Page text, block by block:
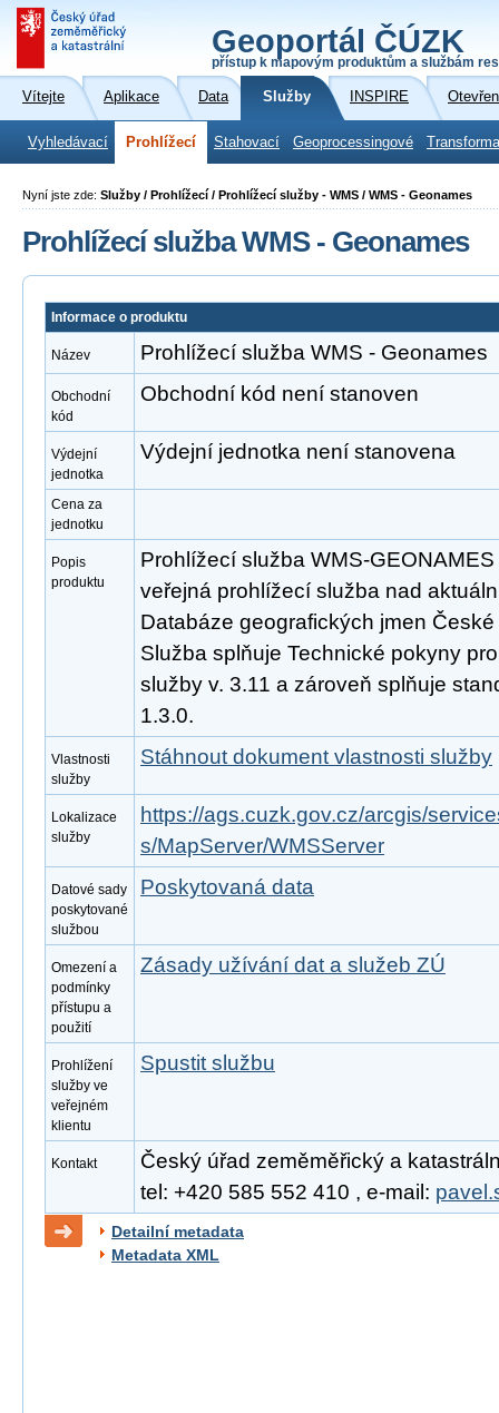
Geoportál ČÚZK
přístup k mapovým produktům a službám
Vítejte Aplikace Data Služby INSPIRE
Vyhledávací Prohlížecí Stahovací Geoprocessingové
Nyní jste zde: Služby / Prohlížecí / Prohlížecí služby - WMS / WMS - Geonames
Prohlížecí služba WMS - Geonames
Informace o produktu
Název Prohlížecí služba WMS - Geonames
Obchodní
kód
Obchodní kód není stanoven
Výdejní
jednotka
Výdejní jednotka není stanovena
Cena za
jednotku
Popis
produktu
Prohlížecí služba WMS-
veřejná prohlížecí služba nad
Databáze geografických jmen
Služba splňuje Technické pokyny
služby v. 3.11 a zároveň splňuje
1.3.0.
Vlastnosti
služby
Stáhnout dokument vlastnosti služby
Lokalizace
služby
https://ags.cuzk.gov.cz/arcgis/
s/MapServer/WMSServer
Datové sady
poskytované
službou
Poskytovaná data
Omezení a
podmínky
přístupu a
použití
Zásady užívání dat a služeb ZÚ
Prohlížení
služby ve
veřejném
klientu
Spustit službu
Kontakt
Český úřad zeměměřický a
tel: +420 585 552 410 , e-mail:
Detailní metadata
Metadata XML